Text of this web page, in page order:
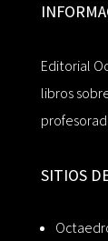
Editorial
libros
SITIOS